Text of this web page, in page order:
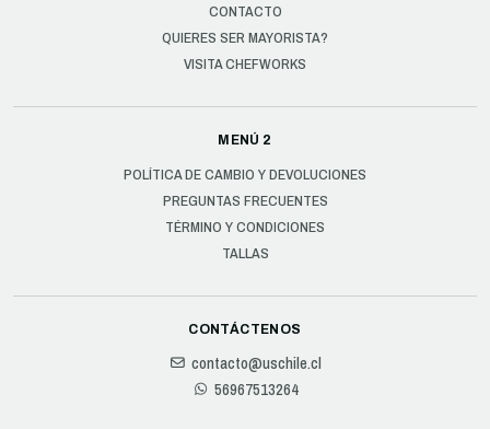
CONTACTO
QUIERES SER MAYORISTA?
VISITA CHEFWORKS
MENÚ 2
POLÍTICA DE CAMBIO Y DEVOLUCIONES
PREGUNTAS FRECUENTES
TÉRMINO Y CONDICIONES
TALLAS
CONTÁCTENOS
contacto@uschile.cl
56967513264